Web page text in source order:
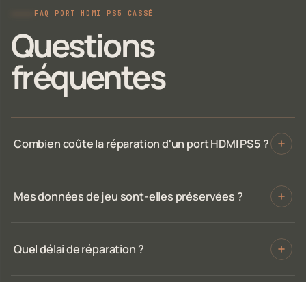
FAQ PORT HDMI PS5 CASSÉ
Questions
fréquentes
Combien coûte la réparation d'un port HDMI PS5 ?
Mes données de jeu sont-elles préservées ?
Quel délai de réparation ?